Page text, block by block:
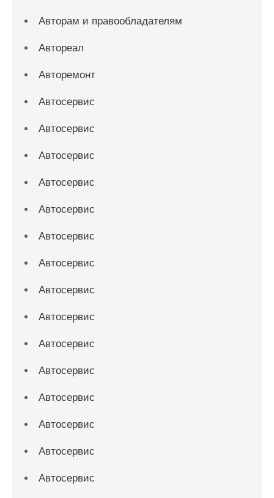
Авторам и правообладателям
Автореал
Авторемонт
Автосервис
Автосервис
Автосервис
Автосервис
Автосервис
Автосервис
Автосервис
Автосервис
Автосервис
Автосервис
Автосервис
Автосервис
Автосервис
Автосервис
Автосервис